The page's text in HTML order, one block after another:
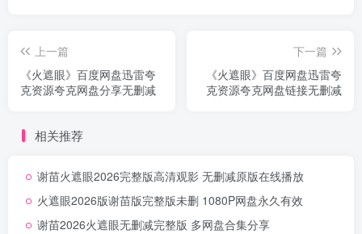
上一篇
《火遮眼》百度网盘迅雷夸
克资源夸克网盘分享无删减
下一篇
《火遮眼》百度网盘迅雷夸
克资源夸克网盘链接无删减
相关推荐
谢苗火遮眼2026完整版高清观影 无删减原版在线播放
火遮眼2026版谢苗版完整版未删 1080P网盘永久有效
谢苗2026火遮眼无删减完整版 多网盘合集分享